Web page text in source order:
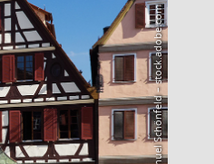
Bild: @Manuel Schönfeld – stock.adobe.com